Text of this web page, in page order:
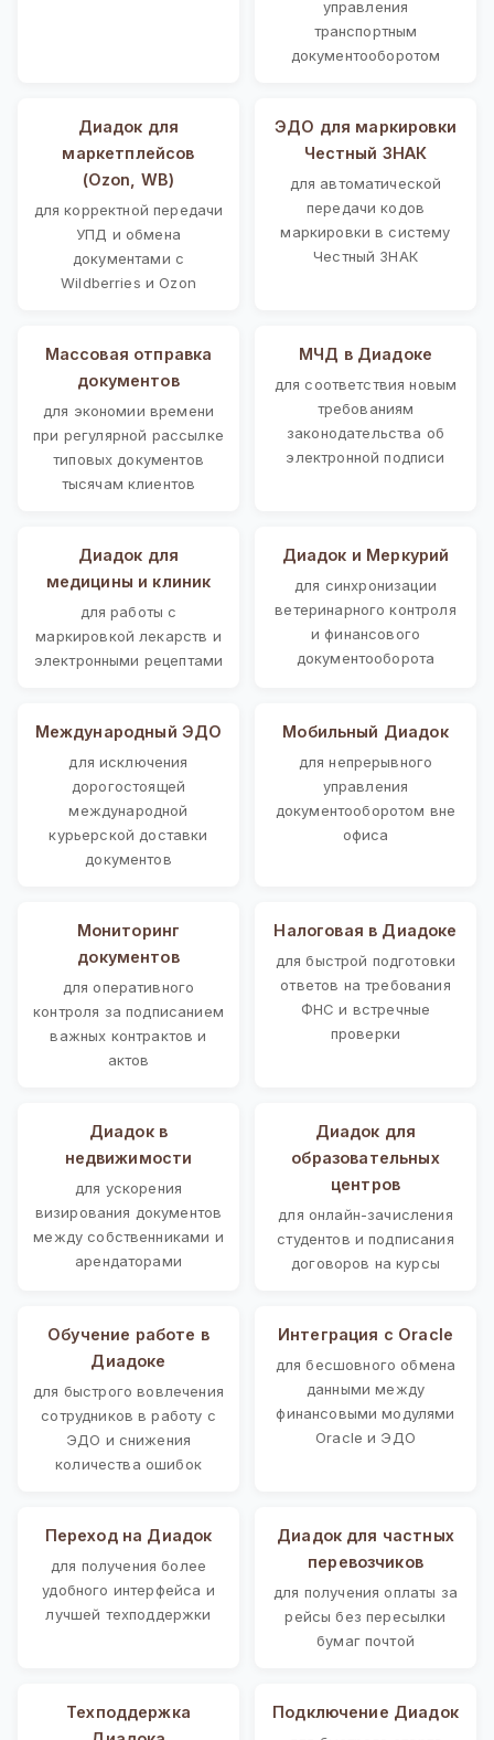
управления
транспортным
документооборотом
Диадок для
маркетплейсов
(Ozon, WB)
для корректной передачи
УПД и обмена
документами с
Wildberries и Ozon
ЭДО для маркировки
Честный ЗНАК
для автоматической
передачи кодов
маркировки в систему
Честный ЗНАК
Массовая отправка
документов
для экономии времени
при регулярной рассылке
типовых документов
тысячам клиентов
МЧД в Диадоке
для соответствия новым
требованиям
законодательства об
электронной подписи
Диадок для
медицины и клиник
для работы с
маркировкой лекарств и
электронными рецептами
Диадок и Меркурий
для синхронизации
ветеринарного контроля
и финансового
документооборота
Международный ЭДО
для исключения
дорогостоящей
международной
курьерской доставки
документов
Мобильный Диадок
для непрерывного
управления
документооборотом вне
офиса
Мониторинг
документов
для оперативного
контроля за подписанием
важных контрактов и
актов
Налоговая в Диадоке
для быстрой подготовки
ответов на требования
ФНС и встречные
проверки
Диадок в
недвижимости
для ускорения
визирования документов
между собственниками и
арендаторами
Диадок для
образовательных
центров
для онлайн-зачисления
студентов и подписания
договоров на курсы
Обучение работе в
Диадоке
для быстрого вовлечения
сотрудников в работу с
ЭДО и снижения
количества ошибок
Интеграция с Oracle
для бесшовного обмена
данными между
финансовыми модулями
Oracle и ЭДО
Переход на Диадок
для получения более
удобного интерфейса и
лучшей техподдержки
Диадок для частных
перевозчиков
для получения оплаты за
рейсы без пересылки
бумаг почтой
Техподдержка
Подключение Диадок